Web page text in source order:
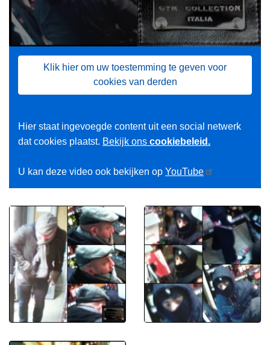
Klik hier om uw toestemming te geven voor
cookies van derden
Hier staat ingevoegde content uit een social netwerk
dat cookies plaatst. Bekijk ons cookiebeleid.
U kan deze video ook bekijken op YouTube